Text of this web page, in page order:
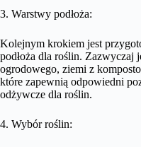
3. Warstwy podłoża:
Kolejnym krokiem jest
podłoża dla roślin. Zazwyczaj
ogrodowego, ziemi z
które zapewnią odpowiedni
odżywcze dla roślin.
4. Wybór roślin: